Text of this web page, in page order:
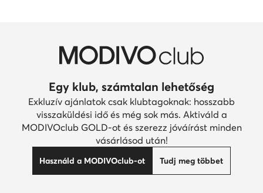
Egy klub, számtalan lehetőség
Exkluzív ajánlatok csak klubtagoknak: hosszabb
visszaküldési idő és még sok más. Aktiváld a
MODIVOclub GOLD-ot és szerezz jóváírást minden
vásárlásod után!
Használd a MODIVOclub-ot Tudj meg többet